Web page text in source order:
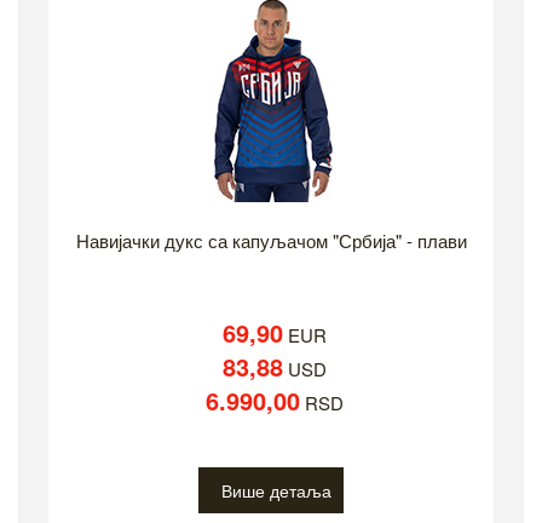
Навијачки дукс са капуљачом "Србија" - плави
69,90EUR
83,88USD
6.990,00RSD
Више детаља